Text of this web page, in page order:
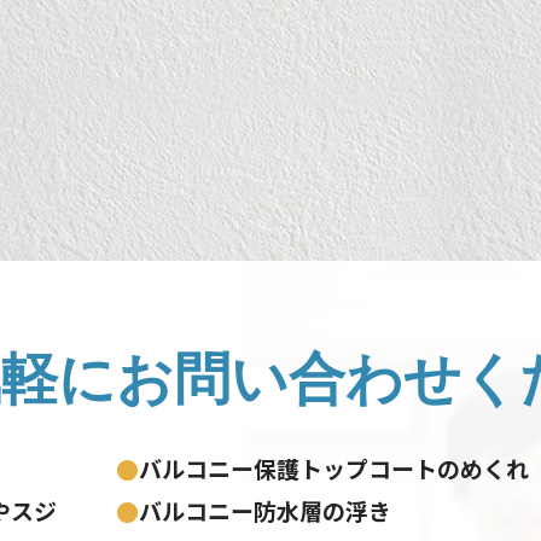
にお問い合わせ
●バルコニー保護トップコートのめくれ
スジ
●バルコニー防水層の浮き